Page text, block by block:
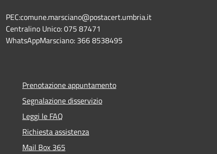
PEC:comune.marsciano@postacert.umbria.it
Centralino Unico: 075 87471
WhatsAppMarsciano: 366 8538495
Prenotazione appuntamento
Segnalazione disservizio
Leggi le FAQ
Richiesta assistenza
Mail Box 365